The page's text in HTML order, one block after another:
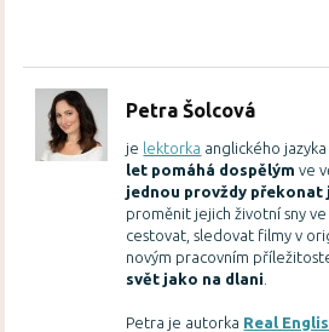
Petra Šolcová
je lektorka anglického jazyka
let pomáhá dospělým ve
jednou provždy
proměnit jejich životní sny
cestovat, sledovat filmy v
novým pracovním
svět jako na dlani
Petra je autorka Real